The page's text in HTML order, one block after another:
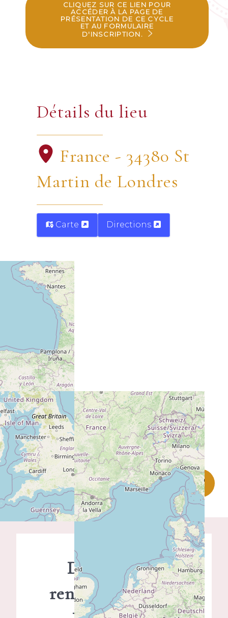
CLIQUEZ SUR CE LIEN POUR
ACCÉDER À LA PAGE DE
PRÉSENTATION DE CE CYCLE
ET AU FORMULAIRE
D'INSCRIPTION.
Détails du lieu
France - 34380 St
Martin de Londres
Carte Directions
PLUS D'INFO SUR CE LIEU
Demande de
renseignements -